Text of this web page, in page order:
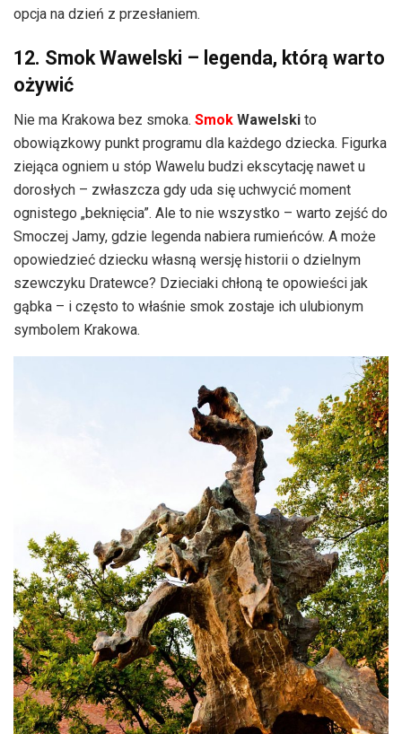
opcja na dzień z przesłaniem.
12. Smok Wawelski – legenda, którą warto
ożywić
Nie ma Krakowa bez smoka. Smok Wawelski to
obowiązkowy punkt programu dla każdego dziecka. Figurka
ziejąca ogniem u stóp Wawelu budzi ekscytację nawet u
dorosłych – zwłaszcza gdy uda się uchwycić moment
ognistego „beknięcia”. Ale to nie wszystko – warto zejść do
Smoczej Jamy, gdzie legenda nabiera rumieńców. A może
opowiedzieć dziecku własną wersję historii o dzielnym
szewczyku Dratewce? Dzieciaki chłoną te opowieści jak
gąbka – i często to właśnie smok zostaje ich ulubionym
symbolem Krakowa.